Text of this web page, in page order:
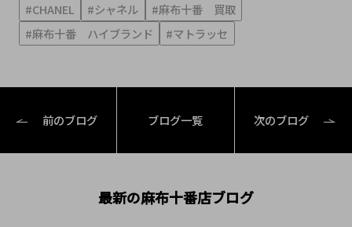
#CHANEL #シャネル
#麻布十番 買取
#麻布十番 ハイブランド
#マトラッセ
前のブログ ブログ一覧 次のブログ
最新の麻布十番店ブログ